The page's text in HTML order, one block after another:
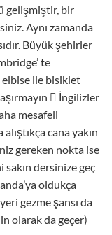
gelişmiştir, bir
Aynı zamanda
Büyük şehirler
te
elbise ile bisiklet
 İngilizler
mesafeli
cana yakın
gereken nokta ise
sakın dersinize geç
oldukça
gezme şansı da
olarak da geçer)